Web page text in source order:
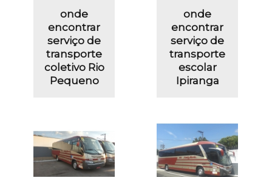
onde
encontrar
serviço de
transporte
coletivo Rio
Pequeno
onde
encontrar
serviço de
transporte
escolar
Ipiranga